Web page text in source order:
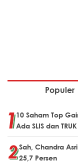
Populer
10 Saham Top
Ada SLIS dan TRUK
Sah, Chandra
25,7 Persen